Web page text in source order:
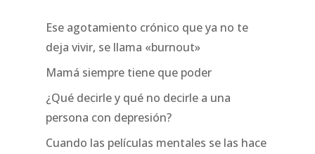
Ese agotamiento crónico que ya no te
deja vivir, se llama «burnout»
Mamá siempre tiene que poder
¿Qué decirle y qué no decirle a una
persona con depresión?
Cuando las películas mentales se las hace